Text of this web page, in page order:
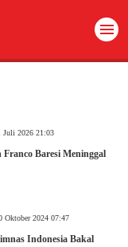
Juli 2026 21:03
Baresi Meninggal
Oktober 2024 07:47
Indonesia Bakal